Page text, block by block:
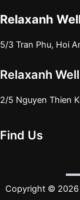
Relaxanh
5/3 Tran Phu, Hoi
Relaxanh
2/5 Nguyen Thien
Find Us
Copyright © 2026